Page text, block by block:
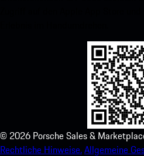
© 2026 Porsche Sales &
Rechtliche Hinweise.Allgemeine